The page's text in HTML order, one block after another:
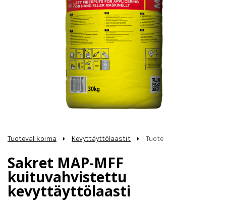
Tuotevalikoima Kevyttäyttölaastit Tuote
Sakret MAP-MFF
kuituvahvistettu
kevyttäyttölaasti